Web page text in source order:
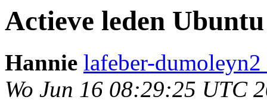
Actieve leden
Hannie lafeber-
Wo Jun 16 08:29:25 UTC